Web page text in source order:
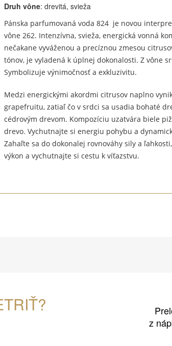
Druh vône: drevitá, svieža
Pánska parfumovaná voda 824 je novou
vône 262. Intenzívna, svieža, energická vonná
nečakane vyváženou a precíznou zmesou
tónov, je vyladená k úplnej dokonalosti. Z vône
Symbolizuje výnimočnosť a exkluzivitu.
Medzi energickými akordmi citrusov naplno
grapefruitu, zatiaľ čo v srdci sa usadia bohaté
cédrovým drevom. Kompozíciu uzatvára biele
drevo. Vychutnajte si energiu pohybu a
Zahaľte sa do dokonalej rovnováhy sily a
výkon a vychutnajte si cestu k víťazstvu.
z